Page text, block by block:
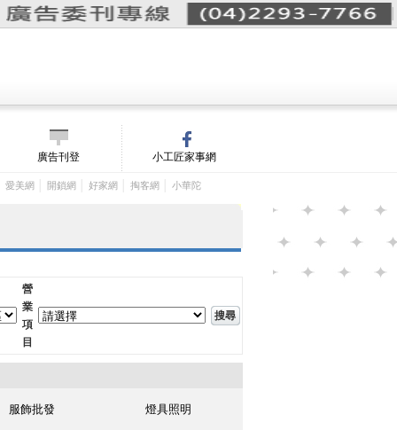
詢價單(0
廣告刊登 小工匠家事網
愛美網 開鎖網 好家網 掏客網 小華陀
營
業
項
目
服飾批發 燈具照明